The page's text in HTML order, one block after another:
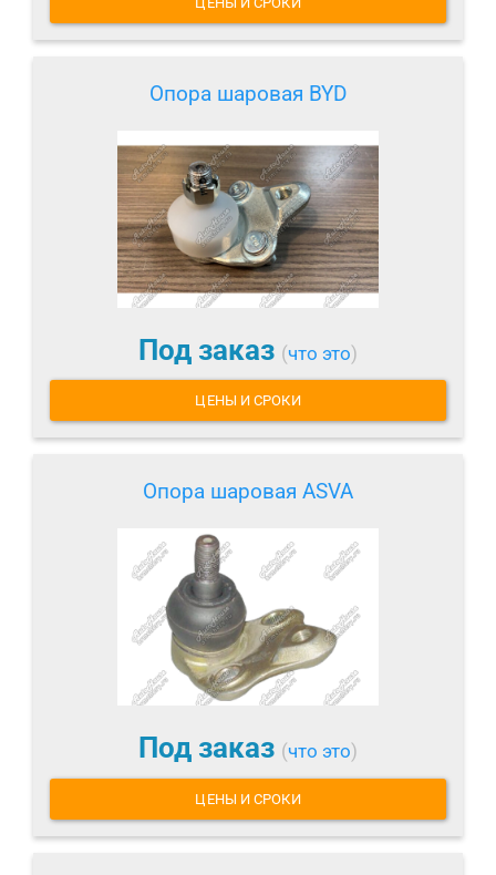
Опора шаровая BYD
Под заказ (что это)
ЦЕНЫ И СРОКИ
Опора шаровая ASVA
Под заказ (что это)
ЦЕНЫ И СРОКИ